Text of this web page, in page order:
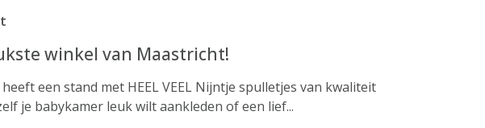
winkel van Maastricht!
een stand met HEEL VEEL Nijntje spulletjes van kwaliteit
je babykamer leuk wilt aankleden of een lief...